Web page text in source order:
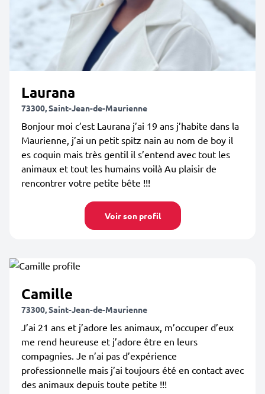
Laurana
73300, Saint-Jean-de-Maurienne
Bonjour moi c’est Laurana j’ai 19 ans j’habite dans la
Maurienne, j’ai un petit spitz nain au nom de boy il
es coquin mais très gentil il s’entend avec tout les
animaux et tout les humains voilà Au plaisir de
rencontrer votre petite bête !!!
Voir son profil
Camille
73300, Saint-Jean-de-Maurienne
J’ai 21 ans et j’adore les animaux, m’occuper d’eux
me rend heureuse et j’adore être en leurs
compagnies. Je n’ai pas d’expérience
professionnelle mais j’ai toujours été en contact avec
des animaux depuis toute petite !!!